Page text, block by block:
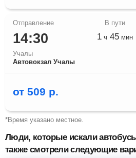
14:30
Учалы
Автовокзал Учалы
1 ч 45 мин
от 509 р.
*Время указано местное.
Люди, которые искали
также смотрели следующие